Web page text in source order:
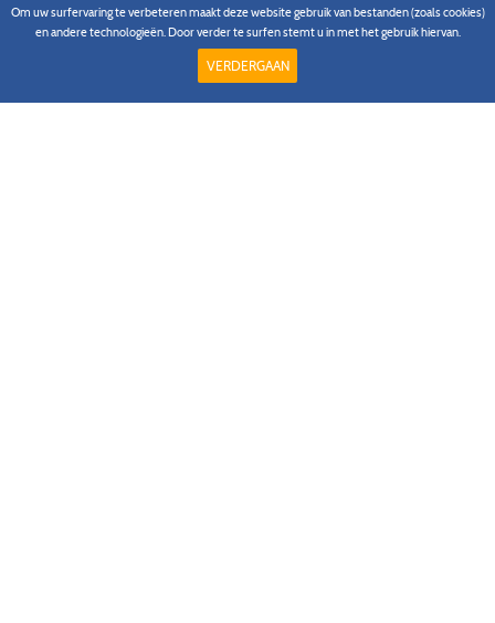
Om uw surfervaring te verbeteren maakt deze website gebruik van bestanden (zoals cookies)
en andere technologieën. Door verder te surfen stemt u in met het gebruik hiervan.
VERDERGAAN